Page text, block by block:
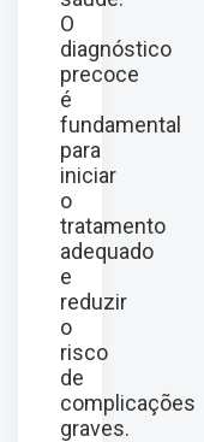
O
diagnóstico
precoce
é
fundamental
para
iniciar
o
tratamento
adequado
e
reduzir
o
risco
de
complicações
graves.